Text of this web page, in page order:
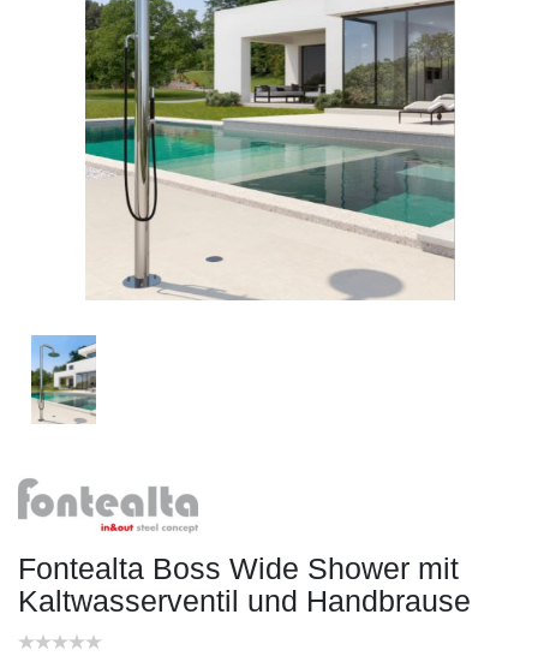
Fontealta Boss Wide Shower mit
Kaltwasserventil und Handbrause